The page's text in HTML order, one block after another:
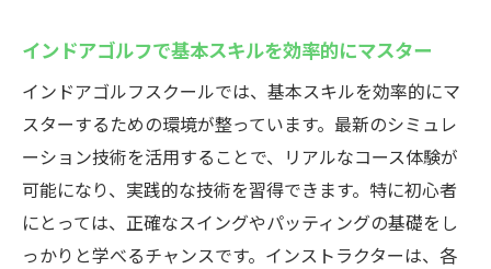
時間を有効活用するための施設設備の紹介
快適な環境で上達するインドアゴルフ藤沢駅の
魅力
快適な練習環境がもたらす効果
インドアゴルフならではの天候に左右され
ないメリット
インドアゴルフで基本スキルを効率的にマスター
インドアゴルフスクールでは、基本スキルを効率的にマ
スターするための環境が整っています。最新のシミュレ
ーション技術を活用することで、リアルなコース体験が
可能になり、実践的な技術を習得できます。特に初心者
にとっては、正確なスイングやパッティングの基礎をし
っかりと学べるチャンスです。インストラクターは、各